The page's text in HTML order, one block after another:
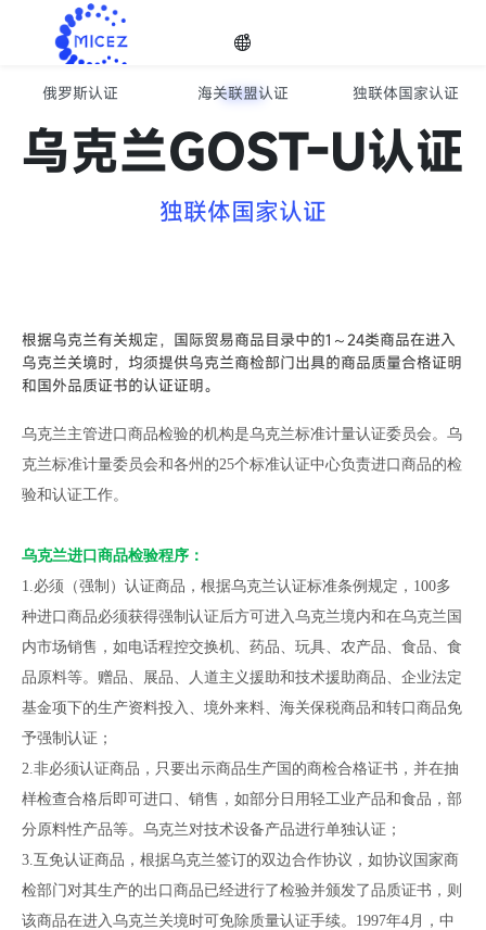
语种
欧亚经济联盟EAC认证服务
俄罗斯认证 海关联盟认证 独联体国家认证
乌克兰GOST-U认证
独联体国家认证
根据乌克兰有关规定，国际贸易商品目录中的1～24类商品在进入
乌克兰关境时，均须提供乌克兰商检部门出具的商品质量合格证明
和国外品质证书的认证证明。
乌克兰主管进口商品检验的机构是乌克兰标准计量认证委员会。乌
克兰标准计量委员会和各州的25个标准认证中心负责进口商品的检
验和认证工作。
乌克兰进口商品检验程序：
1.必须（强制）认证商品，根据乌克兰认证标准条例规定，100多
种进口商品必须获得强制认证后方可进入乌克兰境内和在乌克兰国
内市场销售，如电话程控交换机、药品、玩具、农产品、食品、食
品原料等。赠品、展品、人道主义援助和技术援助商品、企业法定
基金项下的生产资料投入、境外来料、海关保税商品和转口商品免
予强制认证；
2.非必须认证商品，只要出示商品生产国的商检合格证书，并在抽
样检查合格后即可进口、销售，如部分日用轻工业产品和食品，部
分原料性产品等。乌克兰对技术设备产品进行单独认证；
3.互免认证商品，根据乌克兰签订的双边合作协议，如协议国家商
检部门对其生产的出口商品已经进行了检验并颁发了品质证书，则
该商品在进入乌克兰关境时可免除质量认证手续。1997年4月，中